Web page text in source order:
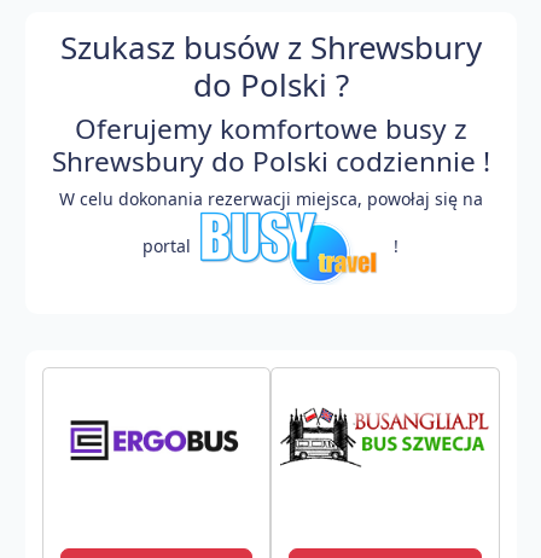
Szukasz busów z Shrewsbury
do Polski ?
Oferujemy komfortowe busy z
Shrewsbury do Polski codziennie !
W celu dokonania rezerwacji miejsca, powołaj się na
portal !